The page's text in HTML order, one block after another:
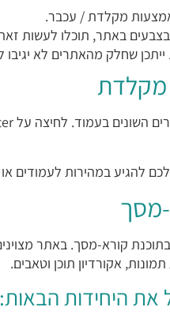
מקלדת / עכבר.
באתר, תוכלו לעשות
שחלק מהאתרים לא יגיבו
מקלדת
להגיע במהירות לעמודים או
מסך
את היחידות הבאות: